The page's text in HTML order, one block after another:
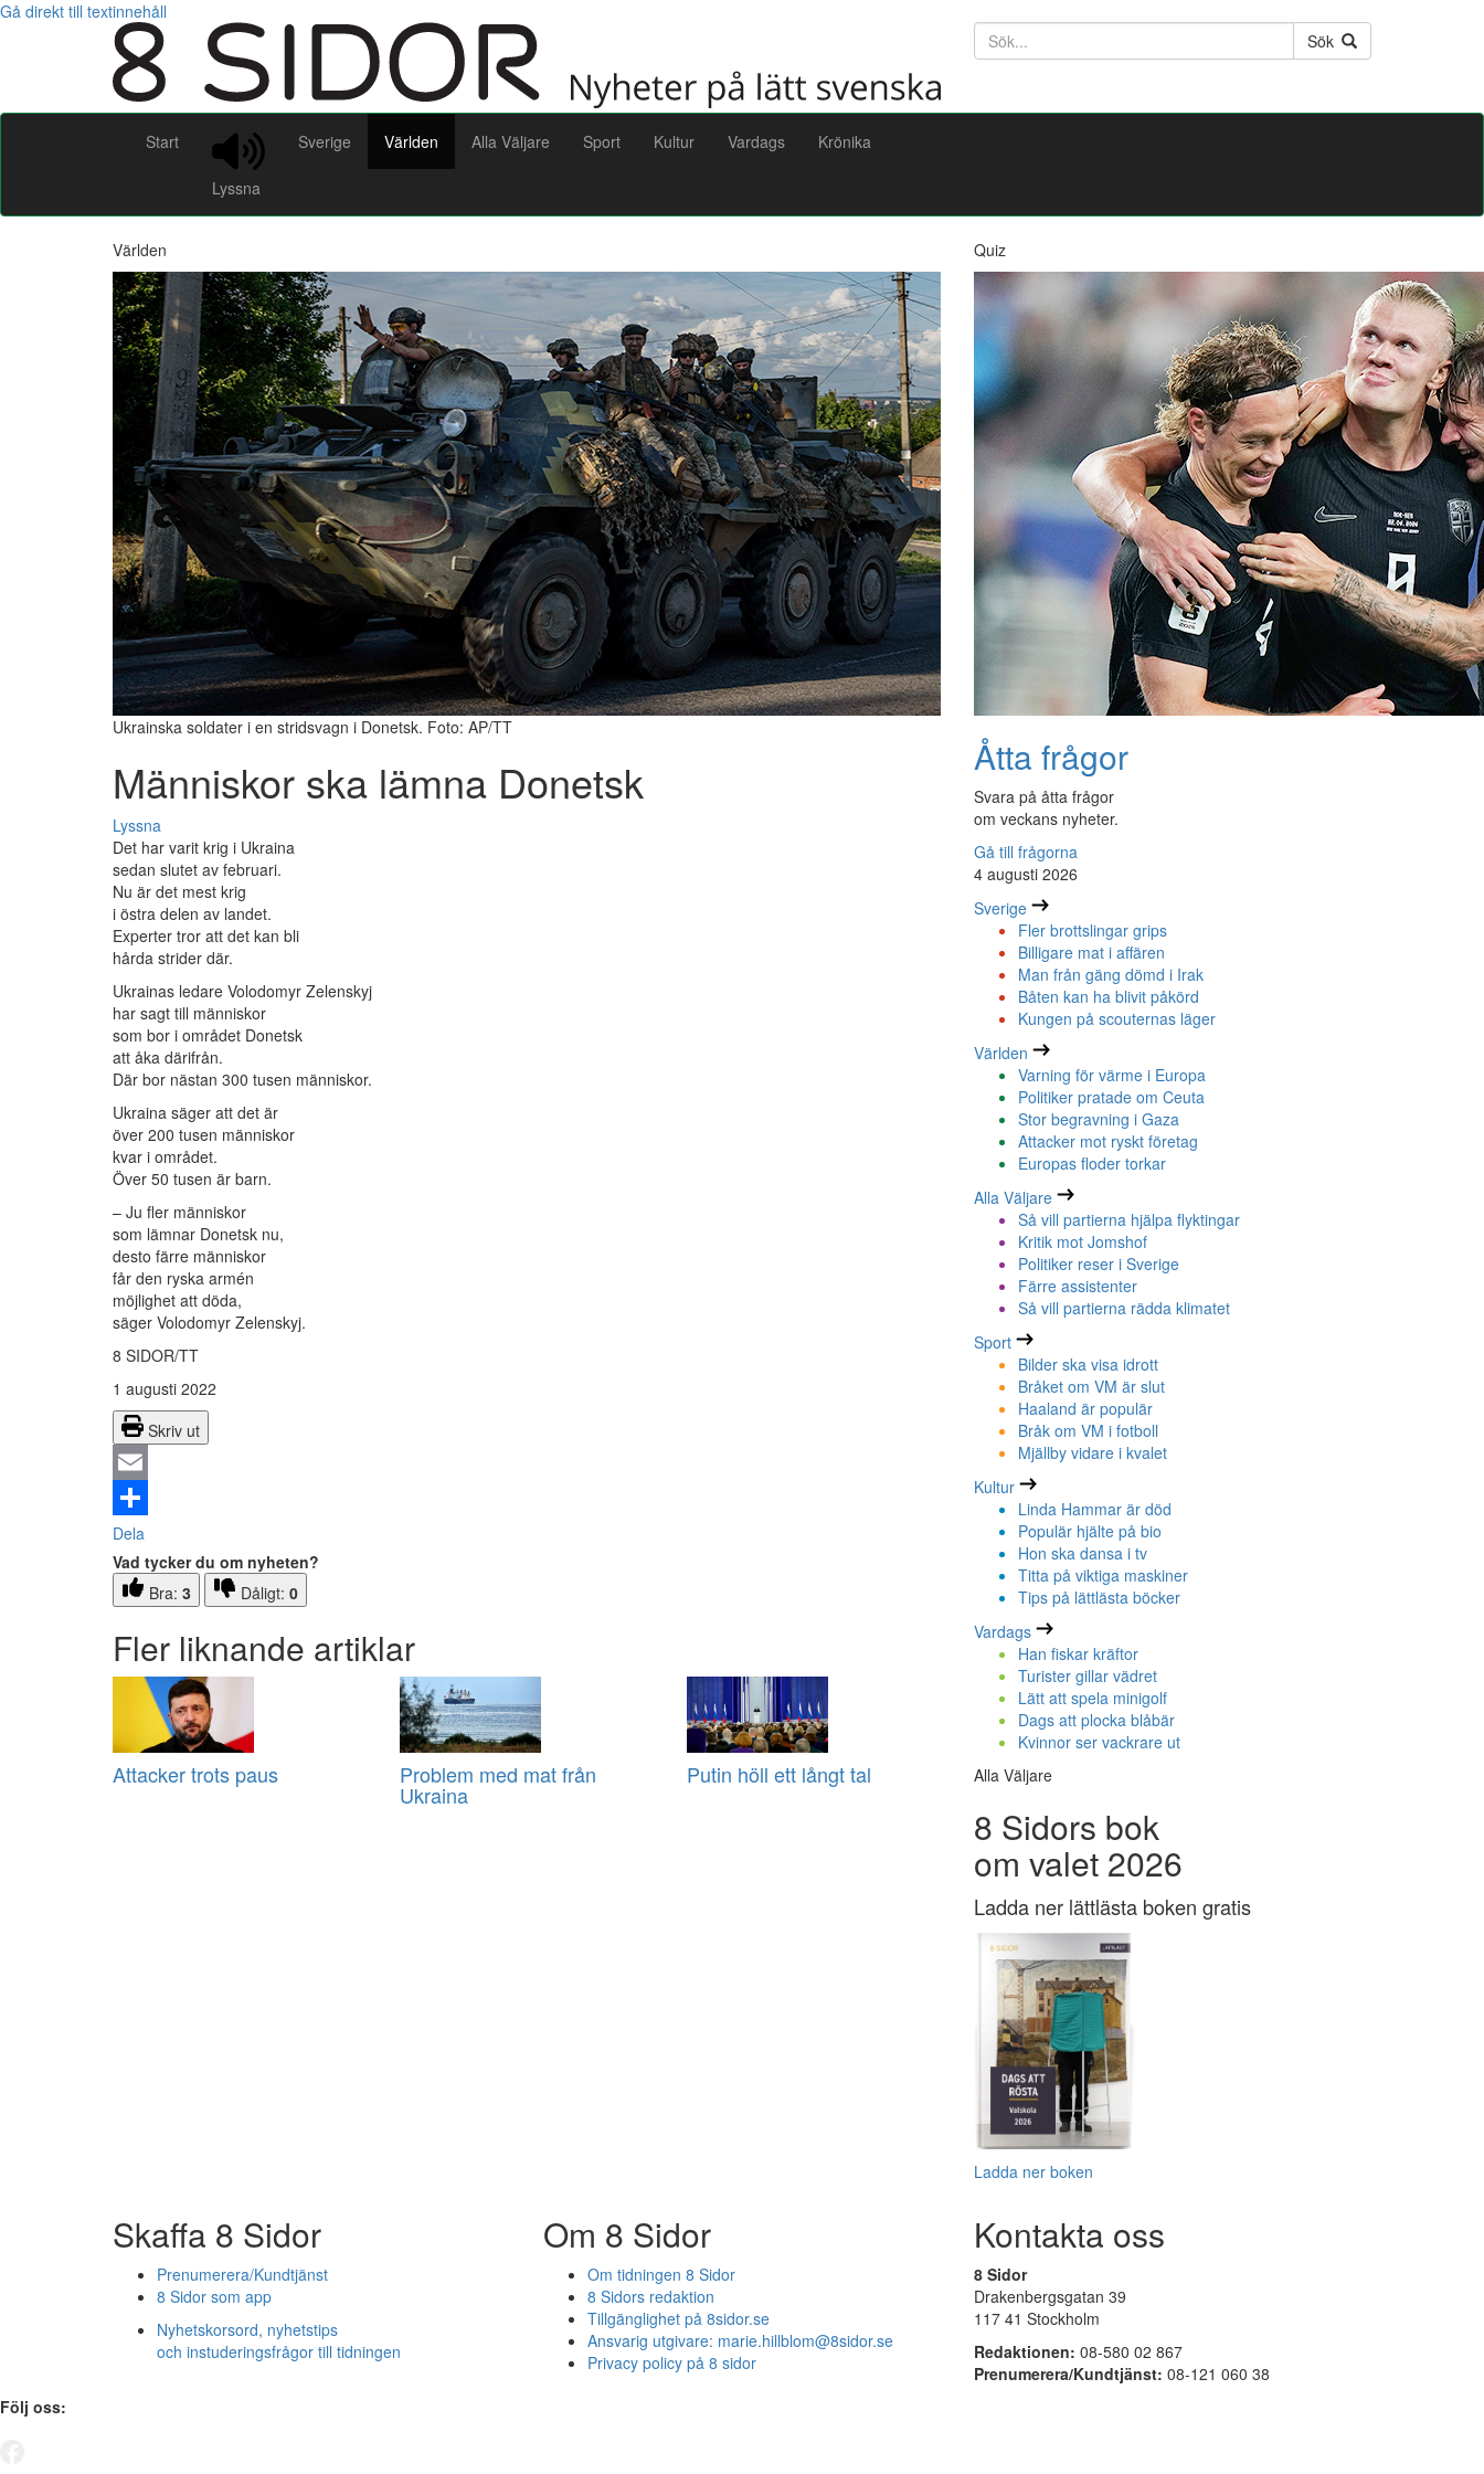
Gå direkt till textinnehåll
Söktext
Sök
Start
Lyssna
Sverige Världen Alla Väljare Sport Kultur Vardags Krönika
Världen
Ukrainska soldater i en stridsvagn i Donetsk. Foto: AP/TT
Människor ska lämna Donetsk
Lyssna
Det har varit krig i Ukraina
sedan slutet av februari.
Nu är det mest krig
i östra delen av landet.
Experter tror att det kan bli
hårda strider där.
Ukrainas ledare Volodomyr Zelenskyj
har sagt till människor
som bor i området Donetsk
att åka därifrån.
Där bor nästan 300 tusen människor.
Ukraina säger att det är
över 200 tusen människor
kvar i området.
Över 50 tusen är barn.
– Ju fler människor
som lämnar Donetsk nu,
desto färre människor
får den ryska armén
möjlighet att döda,
säger Volodomyr Zelenskyj.
8 SIDOR/TT
1 augusti 2022
Skriv ut
Email
Dela
Vad tycker du om nyheten?
Bra: 3 Dåligt: 0
Fler liknande artiklar
Attacker trots paus Problem med mat från
Ukraina
Putin höll ett långt tal
Quiz
Åtta frågor
Svara på åtta frågor
om veckans nyheter.
Gå till frågorna
4 augusti 2026
Sverige
Fler brottslingar grips
Billigare mat i affären
Man från gäng dömd i Irak
Båten kan ha blivit påkörd
Kungen på scouternas läger
Världen
Varning för värme i Europa
Politiker pratade om Ceuta
Stor begravning i Gaza
Attacker mot ryskt företag
Europas floder torkar
Alla Väljare
Så vill partierna hjälpa flyktingar
Kritik mot Jomshof
Politiker reser i Sverige
Färre assistenter
Så vill partierna rädda klimatet
Sport
Bilder ska visa idrott
Bråket om VM är slut
Haaland är populär
Bråk om VM i fotboll
Mjällby vidare i kvalet
Kultur
Linda Hammar är död
Populär hjälte på bio
Hon ska dansa i tv
Titta på viktiga maskiner
Tips på lättlästa böcker
Vardags
Han fiskar kräftor
Turister gillar vädret
Lätt att spela minigolf
Dags att plocka blåbär
Kvinnor ser vackrare ut
Alla Väljare
8 Sidors bok
om valet 2026
Ladda ner lättlästa boken gratis
Ladda ner boken
Skaffa 8 Sidor
Prenumerera/Kundtjänst
8 Sidor som app
Nyhetskorsord, nyhetstips
och instuderingsfrågor till tidningen
Om 8 Sidor
Om tidningen 8 Sidor
8 Sidors redaktion
Tillgänglighet på 8sidor.se
Ansvarig utgivare: marie.hillblom@8sidor.se
Privacy policy på 8 sidor
Kontakta oss
8 Sidor
Drakenbergsgatan 39
117 41 Stockholm
Redaktionen: 08-580 02 867
Prenumerera/Kundtjänst: 08-121 060 38
Följ oss: